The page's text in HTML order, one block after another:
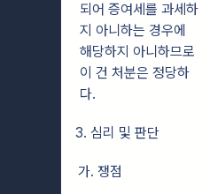
되어 증여세를 과세하
지 아니하는 경우에
해당하지 아니하므로
이 건 처분은 정당하
다.
3. 심리 및 판단
가. 쟁점